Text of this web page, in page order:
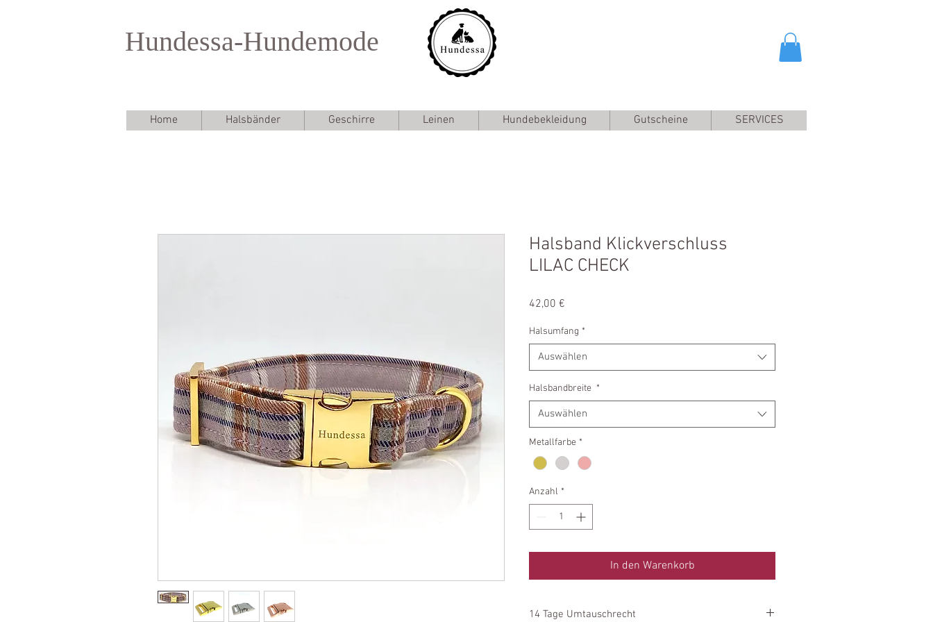
Hundessa-Hundemode
Home Halsbänder Geschirre Leinen Hundebekleidung Gutscheine SERVICES
Halsband Klickverschluss
LILAC CHECK
42,00 €
Halsumfang *
Auswählen
Halsbandbreite *
Auswählen
Metallfarbe *
Anzahl *
In den Warenkorb
14 Tage Umtauschrecht